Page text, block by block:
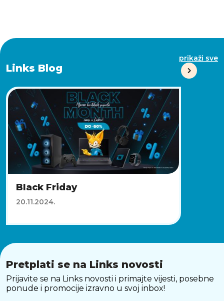
Links Blog
prikaži sve
Black Friday
20.11.2024.
Pretplati se na Links novosti
Prijavite se na Links novosti i primajte vijesti, posebne
ponude i promocije izravno u svoj inbox!